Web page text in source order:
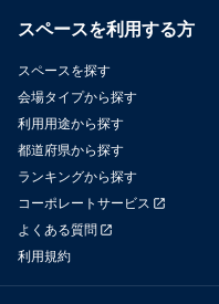
スペースを利用する方
スペースを探す
会場タイプから探す
利用用途から探す
都道府県から探す
ランキングから探す
コーポレートサービス
よくある質問
利用規約